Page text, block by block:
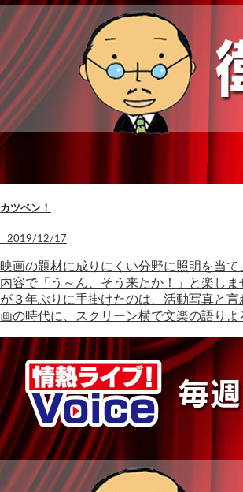
カツベン！
2019/12/17
映画の題材に成りにくい分野に照明を当て
内容で「う～ん、そう来たか！」と楽し
が３年ぶりに手掛けたのは、活動写真と
画の時代に、スクリーン横で文楽の語り